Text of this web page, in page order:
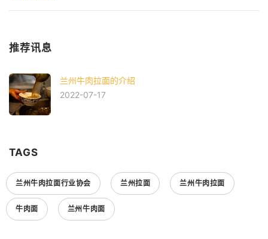
推荐讯息
兰州牛肉拉面的介绍
2022-07-17
TAGS
兰州牛肉拉面行业协会 兰州拉面 兰州牛肉拉面
牛肉面 兰州牛肉面